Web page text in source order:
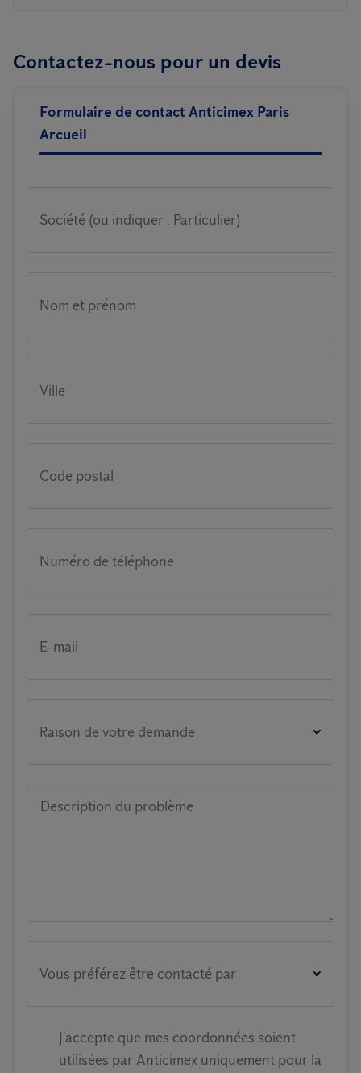
Contactez-nous pour un devis
Formulaire de contact Anticimex Paris
Arcueil
Société (ou indiquer : Particulier)
Nom et prénom
Ville
Code postal
Numéro de téléphone
E-mail
Raison de votre demande
Description du problème
Vous préférez être contacté par
J'accepte que mes coordonnées soient
utilisées par Anticimex uniquement pour la